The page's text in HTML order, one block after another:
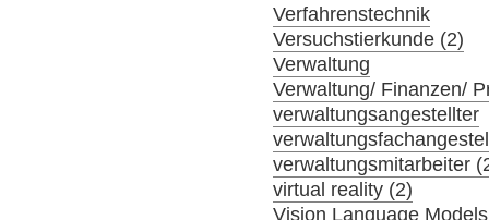
Verfahrenstechnik
Versuchstierkunde (2)
Verwaltung
Verwaltung/ Finanzen/
verwaltungsangestellter
verwaltungsmitarbeiter
virtual reality (2)
Vision Language Models